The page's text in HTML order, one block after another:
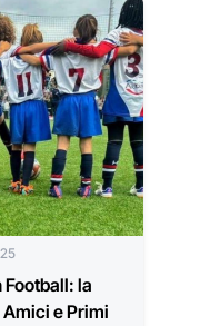
Football: la
e Primi